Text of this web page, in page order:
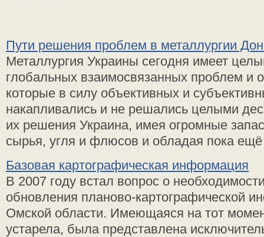
Пути решения проблем в металлургии
Металлургия Украины сегодня имеет
глобальных взаимосвязанных проблем и
которые в силу объективных и
накапливались и не решались целыми
их решения Украина, имея огромные
сырья, угля и флюсов и обладая пока
Базовая картографическая информация
В 2007 году встал вопрос о
обновления планово-картографической
Омской области. Имеющаяся на тот
устарела, была представлена